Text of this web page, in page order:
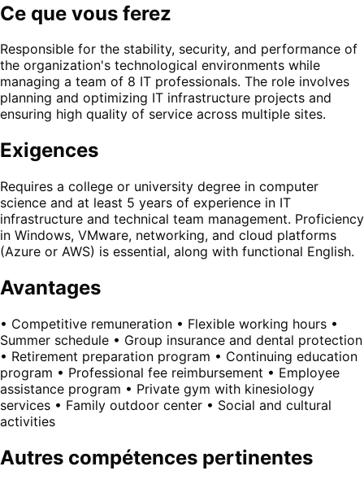
Ce que vous ferez
Responsible for the stability, security, and performance of
the organization's technological environments while
managing a team of 8 IT professionals. The role involves
planning and optimizing IT infrastructure projects and
ensuring high quality of service across multiple sites.
Exigences
Requires a college or university degree in computer
science and at least 5 years of experience in IT
infrastructure and technical team management. Proficiency
in Windows, VMware, networking, and cloud platforms
(Azure or AWS) is essential, along with functional English.
Avantages
• Competitive remuneration • Flexible working hours •
Summer schedule • Group insurance and dental protection
• Retirement preparation program • Continuing education
program • Professional fee reimbursement • Employee
assistance program • Private gym with kinesiology
services • Family outdoor center • Social and cultural
activities
Autres compétences pertinentes